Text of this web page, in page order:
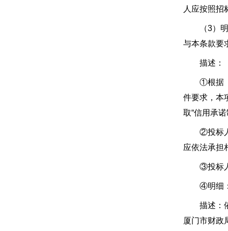
人应按照招
（3）明细
与本条款要
描述：
①根据《
件要求，本
取“信用承
②投标人
应依法承担
③投标人
④明细：
描述：依
厦门市财政